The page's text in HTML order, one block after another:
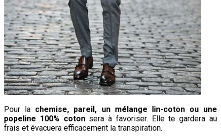
Pour la chemise, pareil, un mélange lin-coton ou une
popeline 100% cotonsera à favoriser. Elle te gardera au
frais et évacuera efficacement la transpiration.